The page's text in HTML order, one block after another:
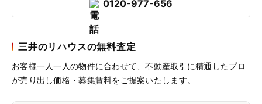
0120-977-656
三井のリハウスの無料査定
お客様一人一人の物件に合わせて、不動産取引に精通したプロ
が売り出し価格・募集賃料をご提案いたします。